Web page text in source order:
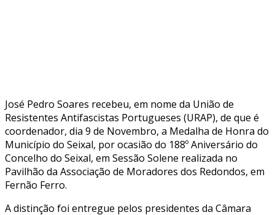
José Pedro Soares recebeu, em nome da União de
Resistentes Antifascistas Portugueses (URAP), de que é
coordenador, dia 9 de Novembro, a Medalha de Honra do
Município do Seixal, por ocasião do 188º Aniversário do
Concelho do Seixal, em Sessão Solene realizada no
Pavilhão da Associação de Moradores dos Redondos, em
Fernão Ferro.
A distinção foi entregue pelos presidentes da Câmara